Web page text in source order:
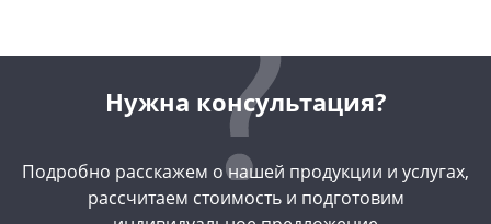
Нужна консультация?
Подробно расскажем о нашей продукции и услугах,
рассчитаем стоимость и подготовим